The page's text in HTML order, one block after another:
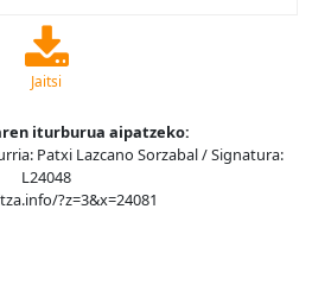
Jaitsi
iturburua aipatzeko:
Patxi Lazcano Sorzabal / Signatura:
L24048
?z=3&x=24081